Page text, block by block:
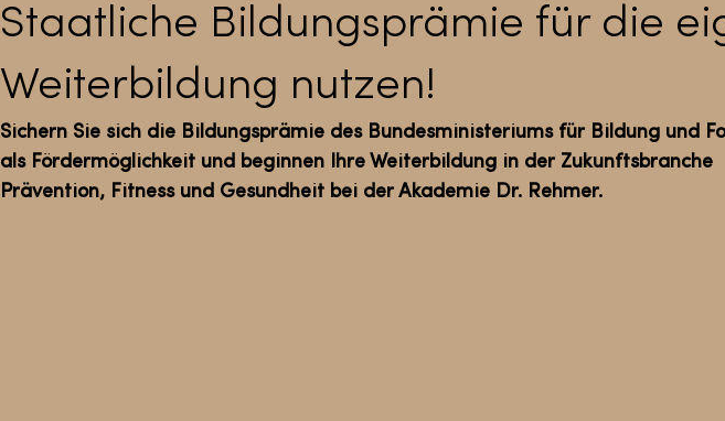
Staatliche Bildungsprämie für die
Weiterbildung nutzen!
Sichern Sie sich die Bildungsprämie des Bundesministeriums für Bildung und
als Fördermöglichkeit und beginnen Ihre Weiterbildung in der Zukunftsbranche
Prävention, Fitness und Gesundheit bei der Akademie Dr. Rehmer.